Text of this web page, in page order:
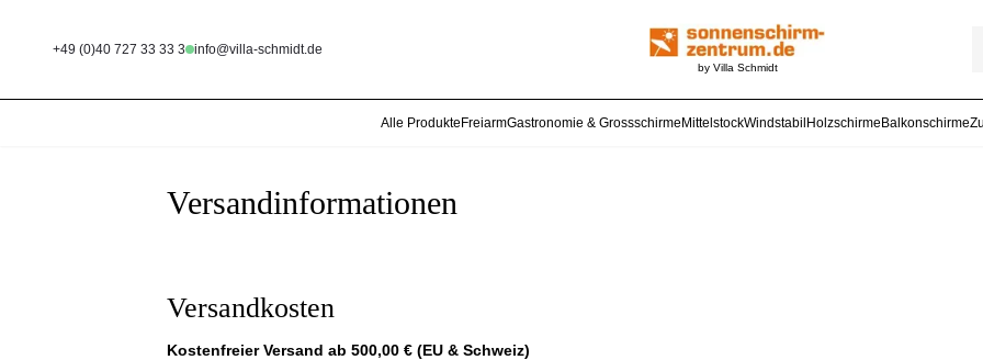
+49 (0)40 727 33 33 3 info@villa-schmidt.de
by Villa Schmidt
Alle Produkte FreiarmGastronomie & Grossschirme MittelstockWindstabil Holzschirme Balkonschirme
Versandinformationen
Versandkosten
Kostenfreier Versand ab 500,00 € (EU & Schweiz)